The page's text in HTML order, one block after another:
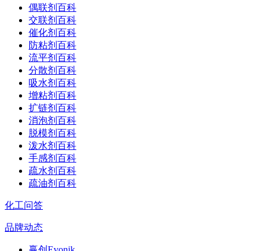
偶联剂百科
交联剂百科
催化剂百科
防粘剂百科
流平剂百科
分散剂百科
吸水剂百科
增粘剂百科
扩链剂百科
消泡剂百科
脱模剂百科
泼水剂百科
手感剂百科
疏水剂百科
疏油剂百科
化工问答
品牌动态